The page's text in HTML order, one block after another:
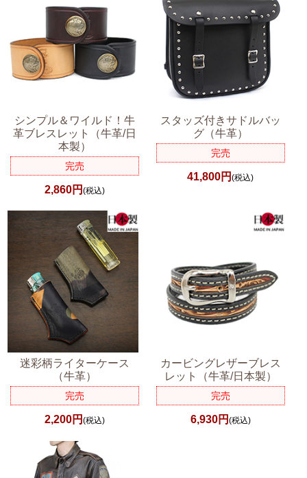
シンプル＆ワイルド！牛
革ブレスレット（牛革/日
本製）
完売
2,860円(税込)
スタッズ付きサドルバッ
グ（牛革）
完売
41,800円(税込)
迷彩柄ライターケース
（牛革）
完売
2,200円(税込)
カービングレザーブレス
レット（牛革/日本製）
完売
6,930円 (税込)